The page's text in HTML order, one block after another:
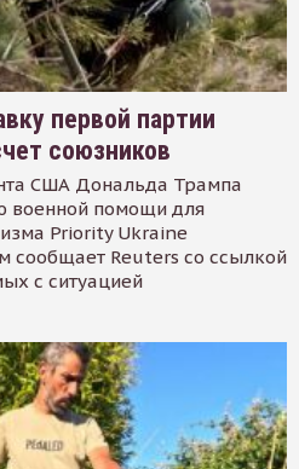
первой партии
союзников
США Дональда Трампа
военной помощи для
Priority Ukraine
сообщает Reuters со ссылкой
с ситуацией